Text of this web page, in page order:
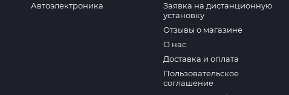
Автоэлектроника
Заявка на дистанционную
установку
Отзывы о магазине
О нас
Доставка и оплата
Пользовательское
соглашение